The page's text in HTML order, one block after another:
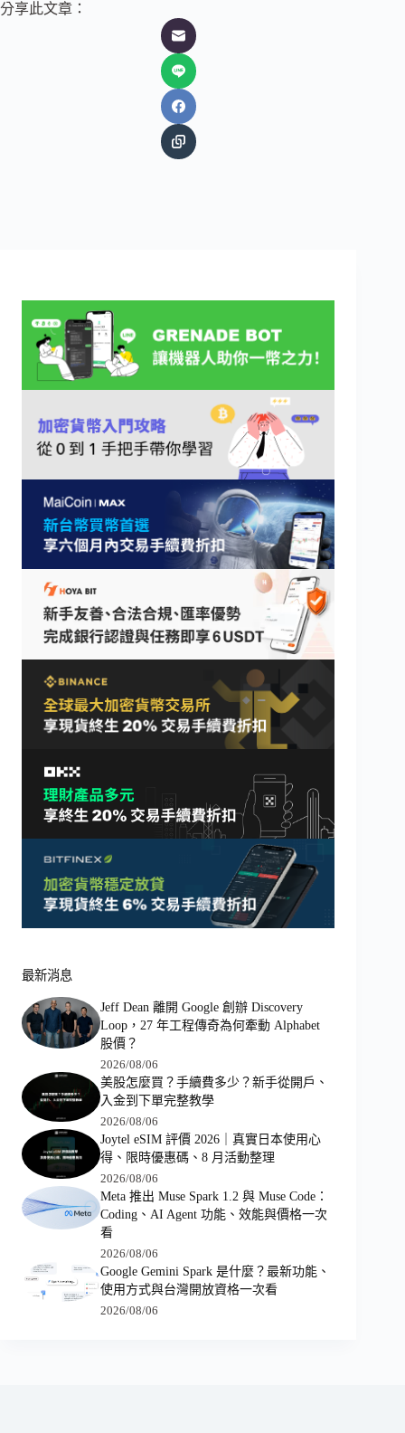
分享此文章：
最新消息
Jeff Dean 離開 Google 創辦 Discovery
Loop，27 年工程傳奇為何牽動 Alphabet
股價？
2026/08/06
美股怎麼買？手續費多少？新手從開戶、
入金到下單完整教學
2026/08/06
Joytel eSIM 評價 2026｜真實日本使用心
得、限時優惠碼、8 月活動整理
2026/08/06
Meta 推出 Muse Spark 1.2 與 Muse Code：
Coding、AI Agent 功能、效能與價格一次
看
2026/08/06
Google Gemini Spark 是什麼？最新功能、
使用方式與台灣開放資格一次看
2026/08/06